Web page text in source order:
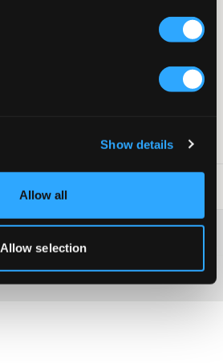
Show details
Allow all
Allow selection